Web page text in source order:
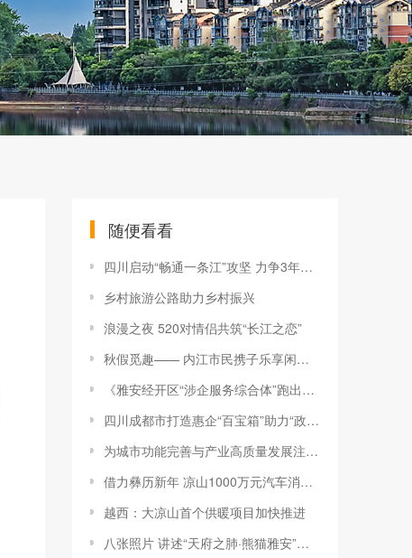
随便看看
四川启动“畅通一条江”攻坚 力争3年内降低交通物流成本30亿元
乡村旅游公路助力乡村振兴
浪漫之夜 520对情侣共筑“长江之恋”
秋假觅趣—— 内江市民携子乐享闲暇时光
《雅安经开区“涉企服务综合体”跑出服务企业加速度》成功入选省级典型案例
四川成都市打造惠企“百宝箱”助力“政策找企业”
为城市功能完善与产业高质量发展注入新的强劲动力 攀枝花市两大重点项目冲刺收官
借力彝历新年 凉山1000万元汽车消费券创造营收1.1亿余元
越西：大凉山首个供暖项目加快推进
八张照片 讲述“天府之肺·熊猫雅安”的生态故事